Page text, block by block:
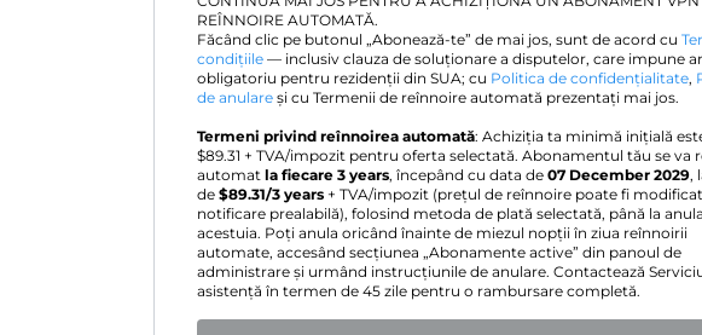
REÎNNOIRE AUTOMATĂ.
Făcând clic pe butonul „Abonează-te” de mai jos, sunt de acord cu
condițiile — inclusiv clauza de soluționare a disputelor, care impune
obligatoriu pentru rezidenții din SUA; cu Politica de confidențialitate,
de anulare și cu Termenii de reînnoire automată prezentați mai jos.
Termeni privind reînnoirea automată: Achiziția ta minimă inițială
$89.31 + TVA/impozit pentru oferta selectată. Abonamentul tău se va
automat la fiecare 3 years, începând cu data de 07 December 2029,
de $89.31/3 years + TVA/impozit (prețul de reînnoire poate fi
notificare prealabilă), folosind metoda de plată selectată, până la
acestuia. Poți anula oricând înainte de miezul nopții în ziua reînnoirii
automate, accesând secțiunea „Abonamente active” din panoul de
administrare și urmând instrucțiunile de anulare. Contactează
asistență în termen de 45 zile pentru o rambursare completă.